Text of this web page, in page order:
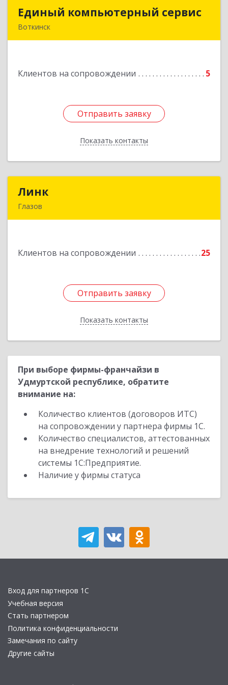
Единый компьютерный сервис
Воткинск
Клиентов на сопровождении 5
Отправить заявку
Показать контакты
Единый компьютерный сервис
Отправить заявку
Назад
Линк
Глазов
Клиентов на сопровождении 25
Отправить заявку
Показать контакты
Подробнее
Отправить заявку
Назад
При выборе фирмы-франчайзи в
Удмуртской республике, обратите
внимание на:
Количество клиентов (договоров ИТС)
на сопровождении у партнера фирмы 1С.
Количество специалистов, аттестованных
на внедрение технологий и решений
системы 1С:Предприятие.
Наличие у фирмы статуса
Вход для партнеров 1С
Учебная версия
Стать партнером
Политика конфиденциальности
Замечания по сайту
Другие сайты